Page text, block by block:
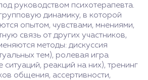
руководством психотерапевта.
динамику, в которой
опытом, чувствами, мнениями,
связь от других участников,
методы: дискуссия
тем), ролевая игра
реакций на них), тренинг
общения, ассертивности,